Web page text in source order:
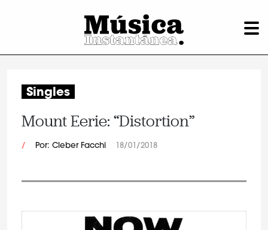
Singles
Mount Eerie: “Distortion”
/ Por: Cleber Facchi 18/01/2018